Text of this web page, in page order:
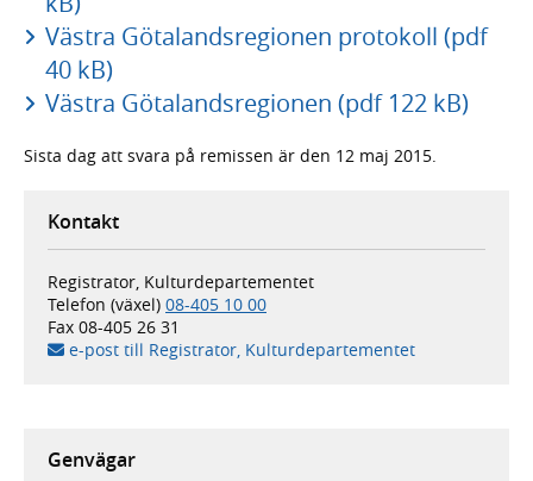
Västra Götalandsregionen protokoll (pdf
40 kB)
Västra Götalandsregionen (pdf 122 kB)
Sista dag att svara på remissen är den 12 maj 2015.
Kontakt
Registrator, Kulturdepartementet
Telefon (växel) 08-405 10 00
Fax 08-405 26 31
e-post till Registrator, Kulturdepartementet
Genvägar